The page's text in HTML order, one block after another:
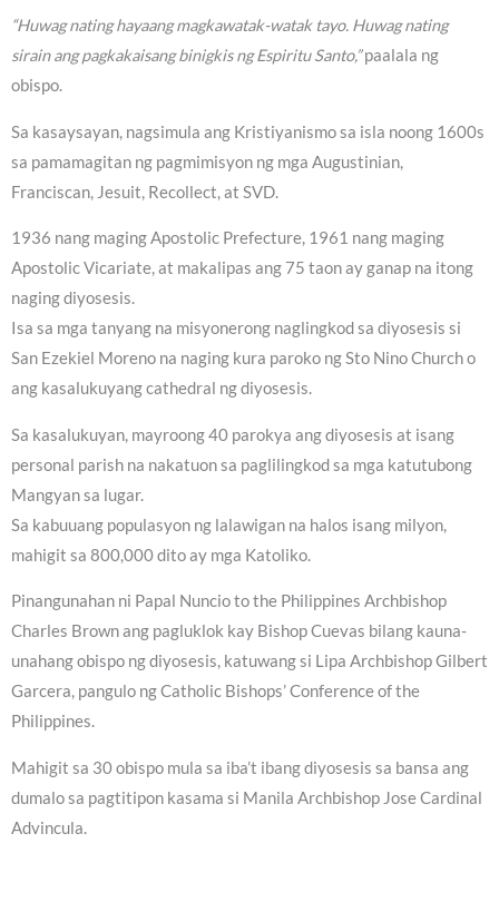
“Huwag nating hayaang magkawatak-watak tayo. Huwag nating
sirain ang pagkakaisang binigkis ng Espiritu Santo,”paalala ng
obispo.
Sa kasaysayan, nagsimula ang Kristiyanismo sa isla noong 1600s
sa pamamagitan ng pagmimisyon ng mga Augustinian,
Franciscan, Jesuit, Recollect, at SVD.
1936 nang maging Apostolic Prefecture, 1961 nang maging
Apostolic Vicariate, at makalipas ang 75 taon ay ganap na itong
naging diyosesis.
Isa sa mga tanyang na misyonerong naglingkod sa diyosesis si
San Ezekiel Moreno na naging kura paroko ng Sto Nino Church o
ang kasalukuyang cathedral ng diyosesis.
Sa kasalukuyan, mayroong 40 parokya ang diyosesis at isang
personal parish na nakatuon sa paglilingkod sa mga katutubong
Mangyan sa lugar.
Sa kabuuang populasyon ng lalawigan na halos isang milyon,
mahigit sa 800,000 dito ay mga Katoliko.
Pinangunahan ni Papal Nuncio to the Philippines Archbishop
Charles Brown ang pagluklok kay Bishop Cuevas bilang kauna-
unahang obispo ng diyosesis, katuwang si Lipa Archbishop Gilbert
Garcera, pangulo ng Catholic Bishops’ Conference of the
Philippines.
Mahigit sa 30 obispo mula sa iba’t ibang diyosesis sa bansa ang
dumalo sa pagtitipon kasama si Manila Archbishop Jose Cardinal
Advincula.